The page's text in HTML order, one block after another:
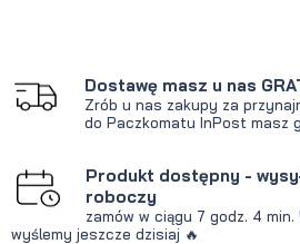
Dostawę masz u nas
Zrób u nas zakupy za
do Paczkomatu InPost masz
Produkt dostępny -
roboczy
zamów w ciągu 7 godz. 4 min.
wyślemy jeszcze dzisiaj 🔥